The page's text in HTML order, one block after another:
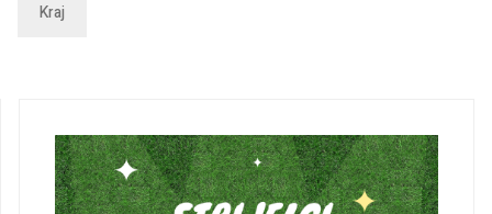
Kraj